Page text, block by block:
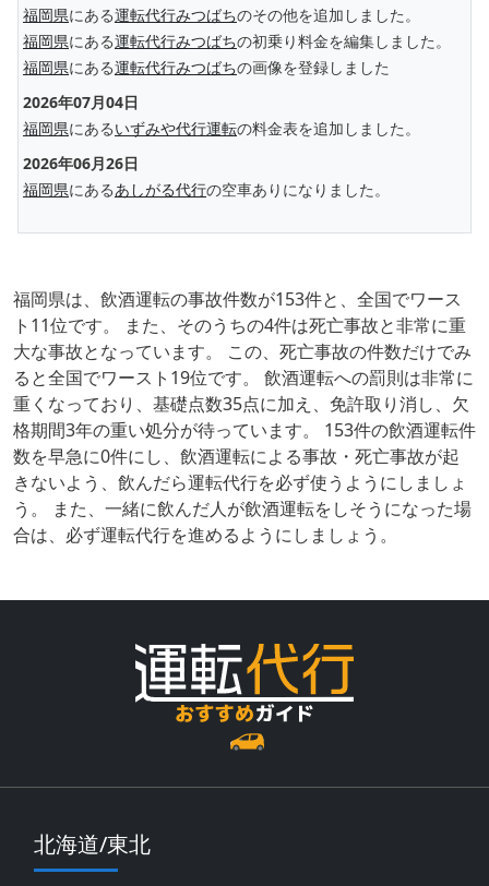
福岡県にある運転代行みつばちのその他を追加しました。
福岡県にある運転代行みつばちの初乗り料金を編集しました。
福岡県にある運転代行みつばちの画像を登録しました
2026年07月04日
福岡県にあるいずみや代行運転の料金表を追加しました。
2026年06月26日
福岡県にあるあしがる代行の空車ありになりました。
福岡県は、飲酒運転の事故件数が153件と、全国でワース
ト11位です。 また、そのうちの4件は死亡事故と非常に重
大な事故となっています。 この、死亡事故の件数だけでみ
ると全国でワースト19位です。 飲酒運転への罰則は非常に
重くなっており、基礎点数35点に加え、免許取り消し、欠
格期間3年の重い処分が待っています。 153件の飲酒運転件
数を早急に0件にし、飲酒運転による事故・死亡事故が起
きないよう、飲んだら運転代行を必ず使うようにしましょ
う。 また、一緒に飲んだ人が飲酒運転をしそうになった場
合は、必ず運転代行を進めるようにしましょう。
北海道/東北